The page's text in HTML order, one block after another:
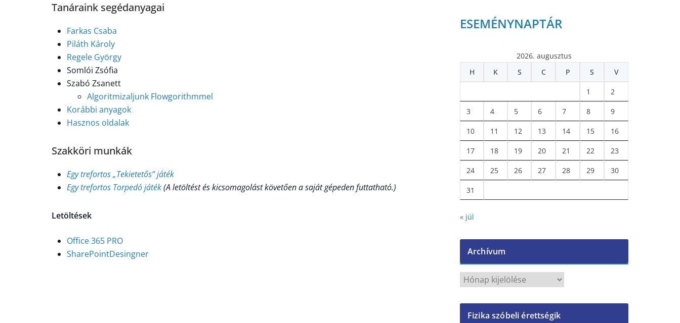
Tanáraink segédanyagai
Farkas Csaba
Piláth Károly
Regele György
Somlói Zsófia
Szabó Zsanett
Algoritmizaljunk Flowgorithmmel
Korábbi anyagok
Hasznos oldalak
Szakköri munkák
Egy trefortos „Tekietetős” játék
Egy trefortos Torpedó játék(A letöltést és kicsomagolást követően a saját gépeden futtatható.)
Letöltések
Office 365 PRO
SharePointDesingner
ESEMÉNYNAPTÁR
2026. augusztus
H
K S C P S V
1 2
3 4 5 6 7 8 9
10 11 12 13 14 15 16
17 18 19 20 21 22 23
24 25 26 27 28 29 30
31
« júl
Archívum
c
Fizika szóbeli érettségik